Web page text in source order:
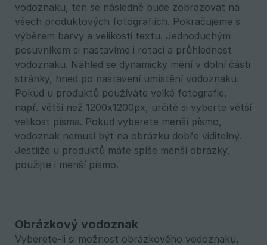
vodoznaku, ten se následně bude zobrazovat na
všech produktových fotografiích. Pokračujeme s
výběrem barvy a velikosti textu. Jednoduchým
posuvníkem si nastavíme i rotaci a průhlednost
vodoznaku. Náhled se dynamicky mění v dolní části
stránky, hned po nastavení umístění vodoznaku.
Pokud u produktů používáte velké fotografie,
např. větší než 1200x1200px, určitě si vyberte větší
velikost písma. Pokud vyberete menší písmo,
vodoznak nemusí být na obrázku dobře viditelný.
Jestliže u produktů máte spíše menší obrázky,
použijte i menší písmo.
Obrázkový vodoznak
Vyberete-li si možnost obrázkového vodoznaku,